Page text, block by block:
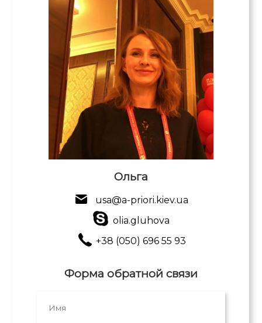
Ольга
usa@a-priori.kiev.ua
olia.gluhova
+38 (050) 696 55 93
Форма обратной связи